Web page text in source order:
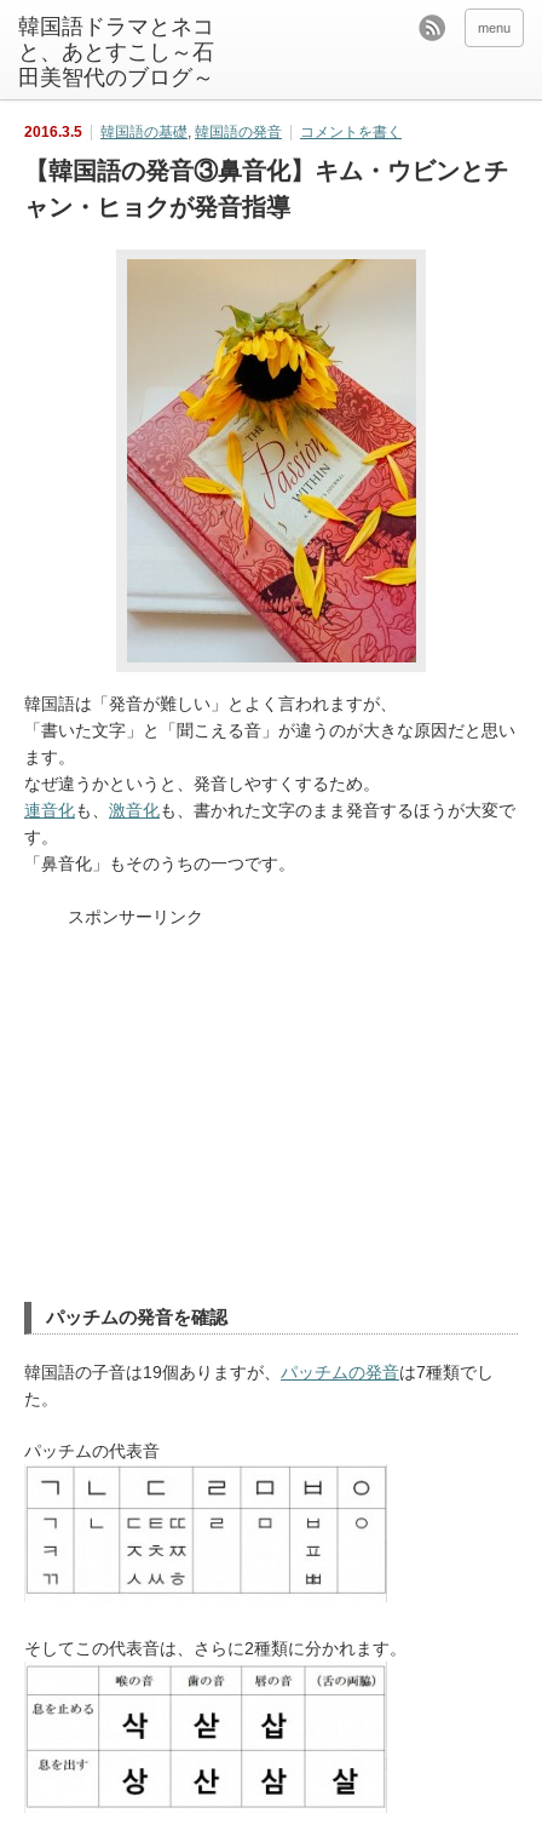
韓国語ドラマとネコ
と、あとすこし～石
田美智代のブログ～
menu
2016.3.5 韓国語の基礎, 韓国語の発音 コメントを書く
【韓国語の発音③鼻音化】キム・ウビンとチ
ャン・ヒョクが発音指導
韓国語は「発音が難しい」とよく言われますが、
「書いた文字」と「聞こえる音」が違うのが大きな原因だと思い
ます。
なぜ違うかというと、発音しやすくするため。
連音化も、 激音化も、書かれた文字のまま発音するほうが大変で
す。
「鼻音化」もそのうちの一つです。
スポンサーリンク
パッチムの発音を確認
韓国語の子音は19個ありますが、 パッチムの発音は7種類でし
た。
パッチムの代表音
そしてこの代表音は、さらに2種類に分かれます。